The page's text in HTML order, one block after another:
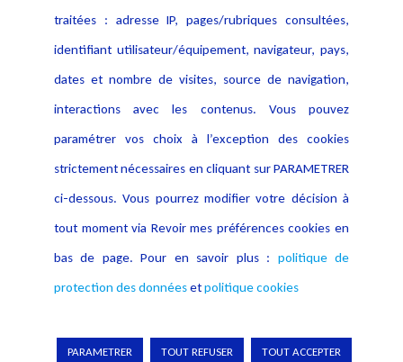
Copyright © 2026 Lexing
traitées : adresse IP, pages/rubriques consultées,
identifiant utilisateur/équipement, navigateur, pays,
dates et nombre de visites, source de navigation,
interactions avec les contenus. Vous pouvez
paramétrer vos choix à l’exception des cookies
strictement nécessaires en cliquant sur PARAMETRER
ci-dessous. Vous pourrez modifier votre décision à
tout moment via Revoir mes préférences cookies en
bas de page. Pour en savoir plus : politique de
protection des donnéesetpolitique cookies
PARAMETRER TOUT REFUSER TOUT ACCEPTER